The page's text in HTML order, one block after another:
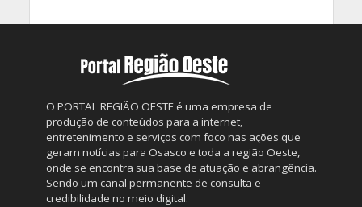
O PORTAL REGIÃO OESTE é uma empresa de
produção de conteúdos para a internet,
entretenimento e serviços com foco nas ações que
geram notícias para Osasco e toda a região Oeste,
onde se encontra sua base de atuação e abrangência.
Sendo um canal permanente de consulta e
credibilidade no meio digital.